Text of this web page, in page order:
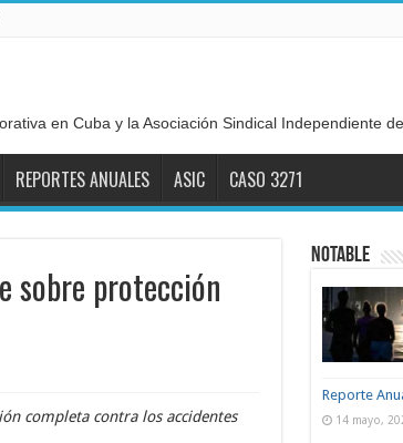
en Cuba y la Asociación Sindical Independiente
REPORTES ANUALES ASIC CASO 3271
sobre protección
completa contra los accidentes
NOTABLE
Reporte
14 mayo,